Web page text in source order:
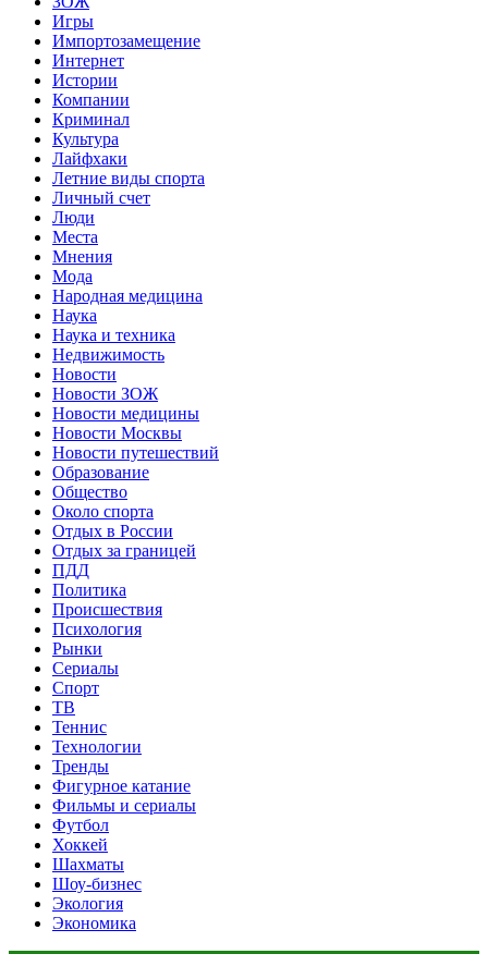
Игры
Импортозамещение
Интернет
Истории
Компании
Криминал
Культура
Лайфхаки
Летние виды спорта
Личный счет
Люди
Места
Мнения
Мода
Народная медицина
Наука
Наука и техника
Недвижимость
Новости
Новости ЗОЖ
Новости медицины
Новости Москвы
Новости путешествий
Образование
Общество
Около спорта
Отдых в России
Отдых за границей
ПДД
Политика
Происшествия
Психология
Рынки
Сериалы
Спорт
ТВ
Теннис
Технологии
Тренды
Фигурное катание
Фильмы и сериалы
Футбол
Хоккей
Шахматы
Шоу-бизнес
Экология
Экономика